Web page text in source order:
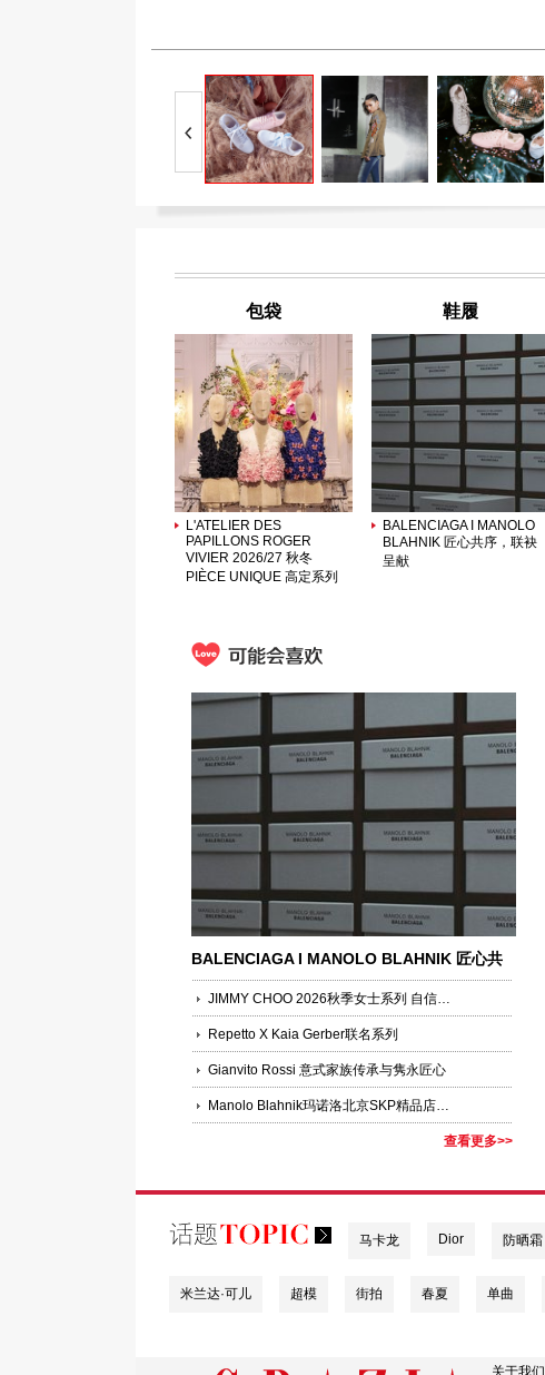
包袋
L'ATELIER DES
PAPILLONS ROGER
VIVIER 2026/27 秋冬
PIÈCE UNIQUE 高定系列
鞋履
BALENCIAGA I MANOLO
BLAHNIK 匠心共序，联袂
呈献
BALENCIAGA I MANOLO BLAHNIK 匠心共
序，联袂呈献
JIMMY CHOO 2026秋季女士系列 自信魅力
Repetto X Kaia Gerber联名系列
Gianvito Rossi 意式家族传承与隽永匠心
Manolo Blahnik玛诺洛北京SKP精品店盛大开幕
查看更多>>
马卡龙 Dior 防晒霜
米兰达·可儿 超模 街拍 春夏 单曲
关于我们